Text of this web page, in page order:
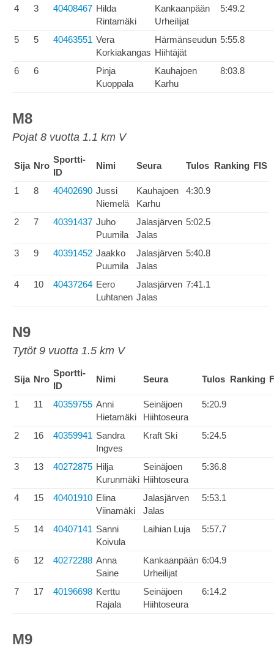
4 3 40408467 Hilda
Rintamäki
Kankaanpään
Urheilijat
5:49.2
5 5 40463551 Vera
Korkiakangas
Härmänseudun
Hiihtäjät
5:55.8
6 6
Pinja
Kuoppala
Kauhajoen
Karhu
8:03.8
M8
Pojat 8 vuotta 1.1 km V
Sija Nro
Sportti-
ID
Nimi Seura Tulos Ranking FIS
1 8 40402690 Jussi
Niemelä
Kauhajoen
Karhu
4:30.9
2 7 40391437 Juho
Puumila
Jalasjärven
Jalas
5:02.5
3 9 40391452 Jaakko
Puumila
Jalasjärven
Jalas
5:40.8
4 10 40437264 Eero
Luhtanen
Jalasjärven
Jalas
7:41.1
N9
Tytöt 9 vuotta 1.5 km V
Sija Nro
Sportti-
ID
Nimi Seura Tulos Ranking
1 11 40359755 Anni
Hietamäki
Seinäjoen
Hiihtoseura
5:20.9
2 16 40359941 Sandra
Ingves
Kraft Ski 5:24.5
3 13 40272875 Hilja
Kurunmäki
Seinäjoen
Hiihtoseura
5:36.8
4 15 40401910 Elina
Viinamäki
Jalasjärven
Jalas
5:53.1
5 14 40407141 Sanni
Koivula
Laihian Luja 5:57.7
6 12 40272288 Anna
Saine
Kankaanpään
Urheilijat
6:04.9
7 17 40196698 Kerttu
Rajala
Seinäjoen
Hiihtoseura
6:14.2
M9